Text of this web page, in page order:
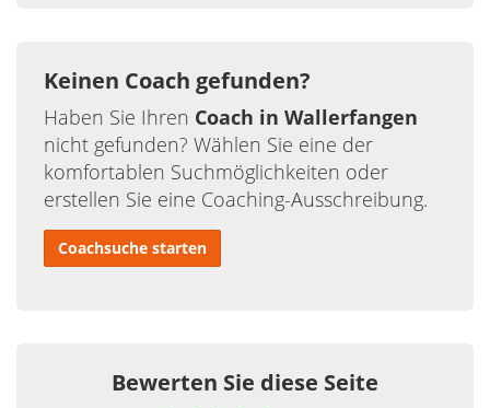
Keinen Coach gefunden?
Haben Sie Ihren Coach in Wallerfangen
nicht gefunden? Wählen Sie eine der
komfortablen Suchmöglichkeiten oder
erstellen Sie eine Coaching-Ausschreibung.
Coachsuche starten
Bewerten Sie diese Seite